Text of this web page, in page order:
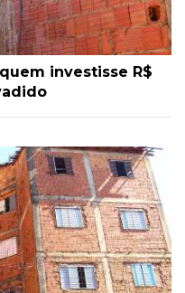
investisse R$